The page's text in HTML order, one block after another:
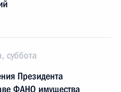
суббота
Президента
ФАНО имущества